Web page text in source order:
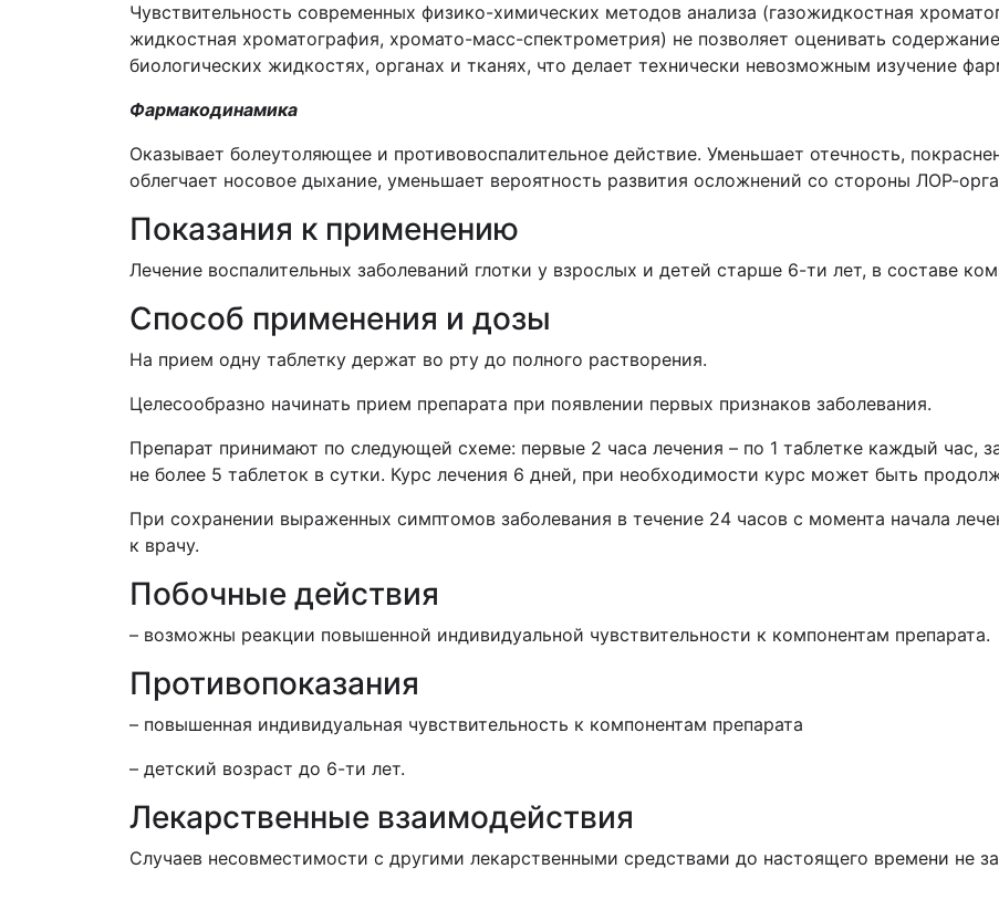
Чувствительность современных физико-химических методов анализа (газожидкостная
жидкостная хроматография, хромато-масс-спектрометрия) не позволяет оценивать
биологических жидкостях, органах и тканях, что делает технически невозможным изучение
Фармакодинамика
Оказывает болеутоляющее и противовоспалительное действие. Уменьшает отечность,
облегчает носовое дыхание, уменьшает вероятность развития осложнений со стороны ЛОР-
Показания к применению
Лечение воспалительных заболеваний глотки у взрослых и детей старше 6-ти лет, в составе
Способ применения и дозы
На прием одну таблетку держат во рту до полного растворения.
Целесообразно начинать прием препарата при появлении первых признаков заболевания.
Препарат принимают по следующей схеме: первые 2 часа лечения – по 1 таблетке каждый час,
не более 5 таблеток в сутки. Курс лечения 6 дней, при необходимости курс может быть
При сохранении выраженных симптомов заболевания в течение 24 часов с момента начала
к врачу.
Побочные действия
– возможны реакции повышенной индивидуальной чувствительности к компонентам препарата.
Противопоказания
– повышенная индивидуальная чувствительность к компонентам препарата
– детский возраст до 6-ти лет.
Лекарственные взаимодействия
Случаев несовместимости с другими лекарственными средствами до настоящего времени не